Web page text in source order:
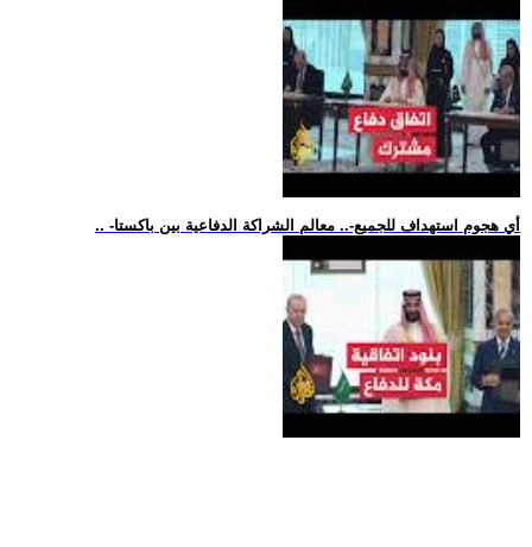
.. -أي هجوم استهداف للجميع-.. معالم الشراكة الدفاعية بين باكستا